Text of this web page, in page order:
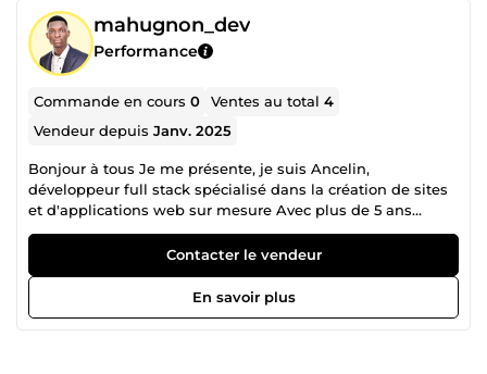
mahugnon_dev
Performance
Commande en cours0 Ventes au total4
Vendeur depuisJanv. 2025
Bonjour à tous Je me présente, je suis Ancelin,
développeur full stack spécialisé dans la création de sites
et d'applications web sur mesure Avec plus de 5 ans
d’expérience, je conçois et développe des applications
web, mobiles, et logiciels pour répondre à vos besoins
spécifiques. Mon objectif ? Allier performance, fiabilité et
design intuitif pour propulser vos projets vers le succès. 💡
Ce que je propose Développement web : Création
Contacter le vendeur
En savoir plus